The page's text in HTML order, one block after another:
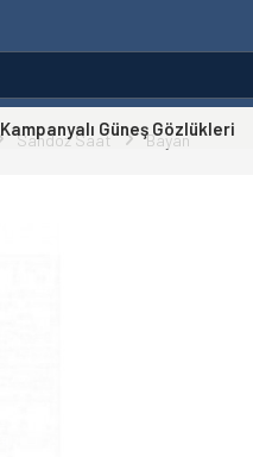
Kampanyalı Güneş Gözlükleri
Sandoz Saat Bayan